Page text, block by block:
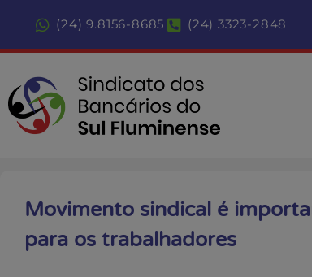
(24) 9.8156-8685 (24) 3323-2848
Movimento sindical é
para os trabalhadores